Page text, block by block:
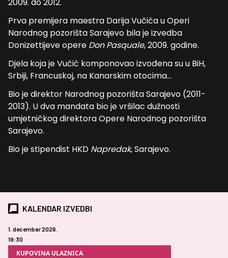
Prva premijera maestra Darija Vučića u Operi
Narodnog pozorišta Sarajevo bila je izvedba
Donizettijeve opere Don Pasquale, 2009. godine.
Djela koja je Vučić komponovao izvođena su u BiH,
Srbiji, Francuskoj, na Kanarskim otocima…
Bio je direktor Narodnog pozorišta Sarajevo (2011-
2013). U dva mandata bio je vršilac dužnosti
umjetničkog direktora Opere Narodnog pozorišta
Sarajevo.
Bio je stipendist HKD Napredak, Sarajevo.
KALENDAR IZVEDBI
1. decembar 2026.
19:30
KUPOVINA ULAZNICA